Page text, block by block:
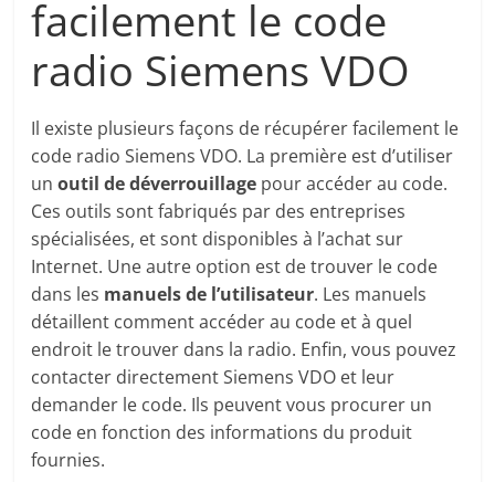
facilement le code
radio Siemens VDO
Il existe plusieurs façons de récupérer facilement le
code radio Siemens VDO. La première est d’utiliser
unoutil de déverrouillage pour accéder au code.
Ces outils sont fabriqués par des entreprises
spécialisées, et sont disponibles à l’achat sur
Internet. Une autre option est de trouver le code
dans les manuels de l’utilisateur. Les manuels
détaillent comment accéder au code et à quel
endroit le trouver dans la radio. Enfin, vous pouvez
contacter directement Siemens VDO et leur
demander le code. Ils peuvent vous procurer un
code en fonction des informations du produit
fournies.